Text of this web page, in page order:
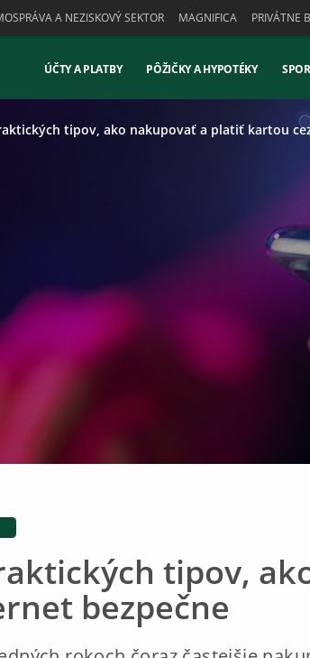
A NEZISKOVÝ SEKTOR MAGNIFICA PRIVÁTNE
ÚČTY A PLATBY PÔŽIČKY A HYPOTÉKY
tipov, ako nakupovať a platiť kartou
tipov,
bezpečne